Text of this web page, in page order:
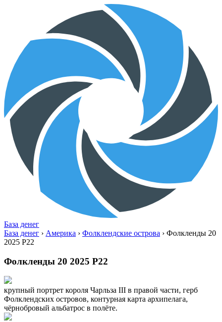
База денег
База денег › Америка › Фолклендские острова › Фолкленды 20
2025 P22
Фолкленды 20 2025 P22
крупный портрет короля Чарльза III в правой части, герб
Фолклендских островов, контурная карта архипелага,
чёрнобровый альбатрос в полёте.